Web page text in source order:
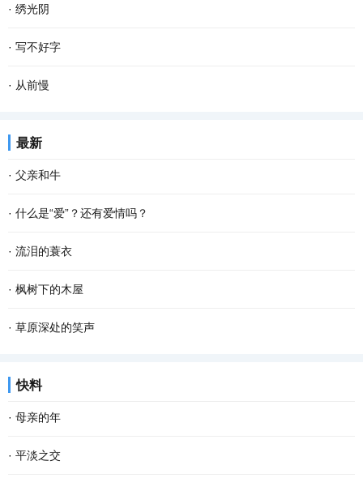
冬，有了岁月；天遇见了地，有了永恒；人遇见人，就有了故事。”
人生 在世，没有平白无故的遇见，我们要感...
我大学毕业后在城里工作，父母在农村 生活 。他们精心莳弄几亩薄
田，辛勤劳作，过得倒也满足、 快乐 。我个把月回家一趟看望二老。
每次回家，除了给母亲买些营养品，给父亲买些...
· 绣光阴
“书非借不能读也。”秉持这样的态度，混迹于图书馆多年。借来还
去，无形的力在后面催着赶着，慌慌的，书读起来也就不免潦潦草
· 写不好字
上世纪八十年代末高中毕业的我，认的字，会写的字不算特别少，但
· 从前慢
最新
· 父亲和牛
年届八旬的父亲体弱多病，二十多年前就已经从耕田犁土的“老把
式”岗位退居“二线”。他这辈子都在地里打转，与列为“农家三宝”之首
的耕牛结下不解之缘。 牛、犁、耙是耕耘田...
· 什么是“爱”？还有爱情吗？
爱：是指人类主动给予的或自觉期待的满足感和 幸福 感。爱是人的精
神所投射的正能量。是指人主动或自觉地以自己或某种方式，珍重、
呵护或满足他人无法独立实现的某种人性需求...
· 流泪的蓑衣
父亲走了，陪伴他一生的蓑衣一直挂在老屋的墙上。 去年九月，父亲
因病医治无效撒手人寰，永远离开了这个世界。蓑衣挂在墙上，落满
· 枫树下的木屋
昨夜又下雪了，枫树下的木楼屋顶早已裹满了一层厚厚的雪。 山村的
· 草原深处的笑声
快料
· 母亲的年
老舍曾说，人，即使活到八九十岁，有母亲便可以多少还有点孩子
· 平淡之交